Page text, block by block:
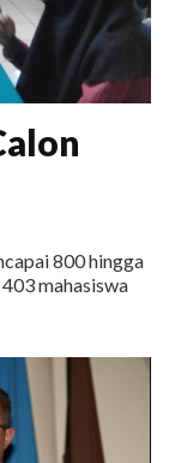
800 hingga
mahasiswa